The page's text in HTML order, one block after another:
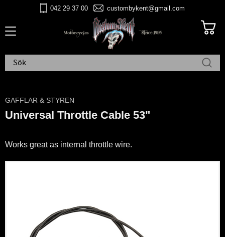
042 29 37 00 custombykent@gmail.com
GAFFLAR & STYREN
Universal Throttle Cable 53"
Works great as internal throttle wire.